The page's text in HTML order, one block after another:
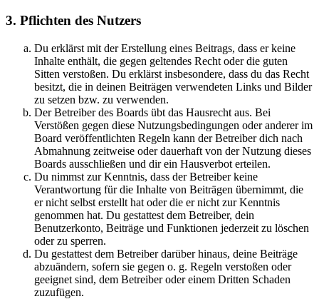
3. Pflichten des Nutzers
Du erklärst mit der Erstellung eines Beitrags, dass er keine
Inhalte enthält, die gegen geltendes Recht oder die guten
Sitten verstoßen. Du erklärst insbesondere, dass du das Recht
besitzt, die in deinen Beiträgen verwendeten Links und Bilder
zu setzen bzw. zu verwenden.
Der Betreiber des Boards übt das Hausrecht aus. Bei
Verstößen gegen diese Nutzungsbedingungen oder anderer im
Board veröffentlichten Regeln kann der Betreiber dich nach
Abmahnung zeitweise oder dauerhaft von der Nutzung dieses
Boards ausschließen und dir ein Hausverbot erteilen.
Du nimmst zur Kenntnis, dass der Betreiber keine
Verantwortung für die Inhalte von Beiträgen übernimmt, die
er nicht selbst erstellt hat oder die er nicht zur Kenntnis
genommen hat. Du gestattest dem Betreiber, dein
Benutzerkonto, Beiträge und Funktionen jederzeit zu löschen
oder zu sperren.
Du gestattest dem Betreiber darüber hinaus, deine Beiträge
abzuändern, sofern sie gegen o. g. Regeln verstoßen oder
geeignet sind, dem Betreiber oder einem Dritten Schaden
zuzufügen.